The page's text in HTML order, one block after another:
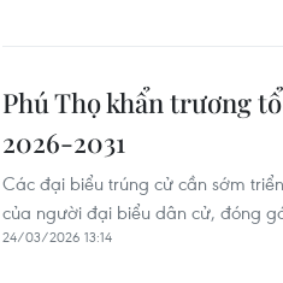
Phú Thọ khẩn trương
2026-2031
Các đại biểu trúng cử cần sớm
của người đại biểu dân cử, đóng
24/03/2026 13:14